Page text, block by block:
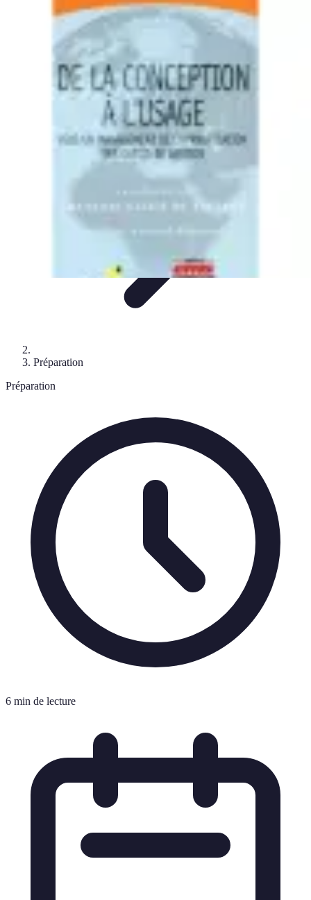
Retour en Classe
Activités ScolairesRentrée Scolaire
Aménagement de
Activités et Ressources
Retour en Classe
Préparation
Préparation
6 min de lecture